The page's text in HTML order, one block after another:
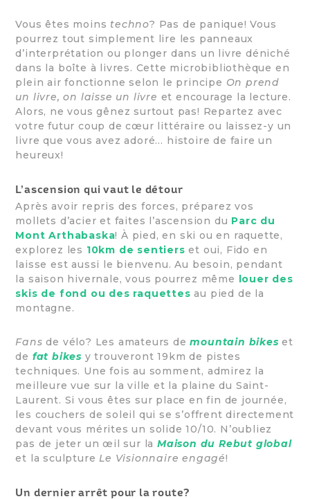
Vous êtes moins techno? Pas de panique! Vous
pourrez tout simplement lire les panneaux
d’interprétation ou plonger dans un livre déniché
dans la boîte à livres. Cette microbibliothèque en
plein air fonctionne selon le principe On prend
un livre, on laisse un livre et encourage la lecture.
Alors, ne vous gênez surtout pas! Repartez avec
votre futur coup de cœur littéraire ou laissez-y un
livre que vous avez adoré… histoire de faire un
heureux!
L’ascension qui vaut le détour
Après avoir repris des forces, préparez vos
mollets d’acier et faites l’ascension du Parc du
Mont Arthabaska! À pied, en ski ou en raquette,
explorez les 10km de sentiers et oui, Fido en
laisse est aussi le bienvenu. Au besoin, pendant
la saison hivernale, vous pourrez même louer des
skis de fond ou des raquettes au pied de la
montagne.
Fans de vélo? Les amateurs demountain bikes et
de fat bikes y trouveront 19km de pistes
techniques. Une fois au somment, admirez la
meilleure vue sur la ville et la plaine du Saint-
Laurent. Si vous êtes sur place en fin de journée,
les couchers de soleil qui se s’offrent directement
devant vous mérites un solide 10/10. N’oubliez
pas de jeter un œil sur la Maison du Rebut global
et la sculpture Le Visionnaire engagé!
Un dernier arrêt pour la route?